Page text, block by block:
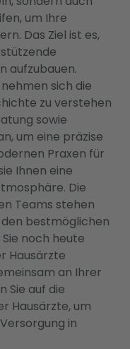
um Ihre
Das Ziel ist es,
aufzubauen.
sich die
zu verstehen
sowie
um eine präzise
Praxen für
Ihnen eine
Die
Teams stehen
den bestmöglichen
noch heute
Hausärzte
an Ihrer
Sie auf die
Hausärzte, um
in